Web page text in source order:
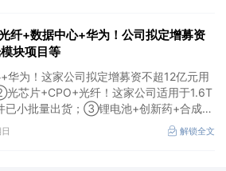
纤+数据中心+华为！公司拟定增募资
块项目等
为！这家公司拟定增募资不超12亿元用
芯片+CPO+光纤！这家公司适用于1.6T
已小批量出货；③锂电池+创新药+合成生
7亿元以切入半导体供应链。
解锁全文